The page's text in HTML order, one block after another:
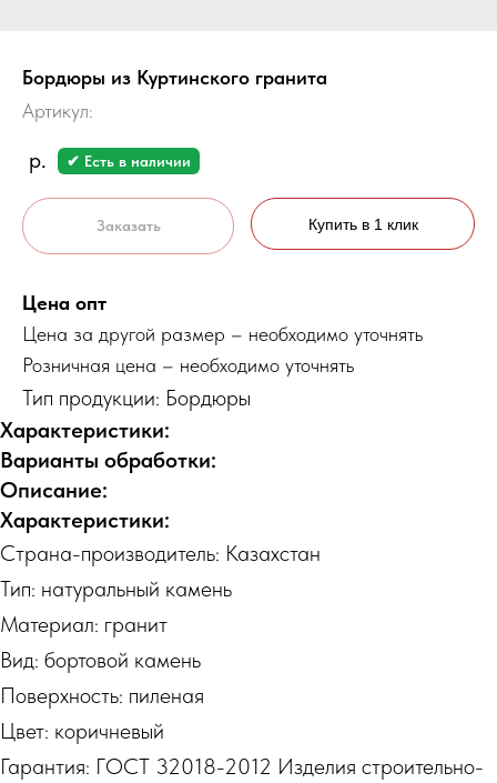
Бордюры из Куртинского гранита
Артикул:
р. ✔ Есть в наличии
Заказать Купить в 1 клик
Цена опт
Цена за другой размер – необходимо уточнять
Розничная цена – необходимо уточнять
Тип продукции: Бордюры
Характеристики:
Варианты обработки:
Описание:
Характеристики:
Страна-производитель: Казахстан
Тип: натуральный камень
Материал: гранит
Вид: бортовой камень
Поверхность: пиленая
Цвет: коричневый
Гарантия: ГОСТ 32018-2012 Изделия строительно-